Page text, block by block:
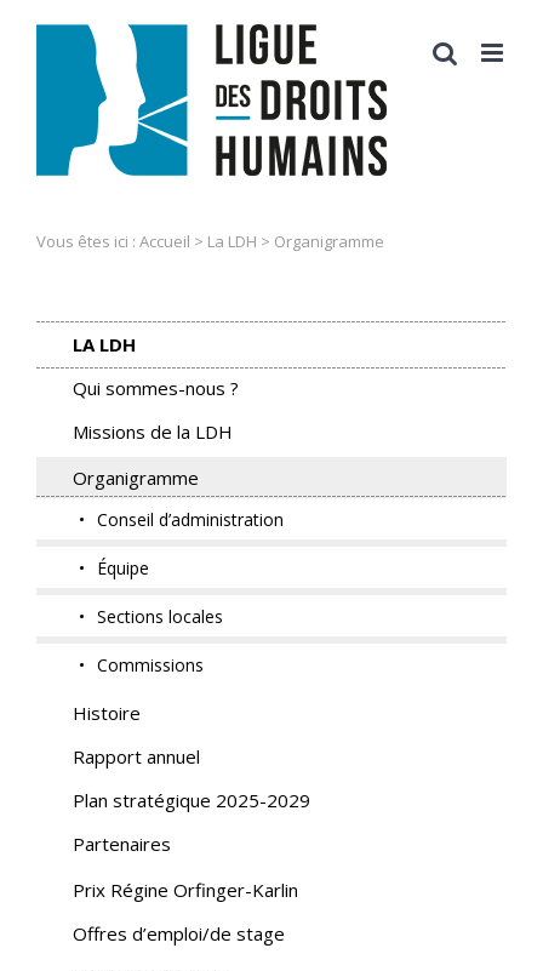
Vous êtes ici : Accueil > La LDH > Organigramme
LA LDH
Qui sommes-nous ?
Missions de la LDH
Organigramme
Conseil d’administration
Équipe
Sections locales
Commissions
Histoire
Rapport annuel
Plan stratégique 2025-2029
Partenaires
Prix Régine Orfinger-Karlin
Offres d’emploi/de stage